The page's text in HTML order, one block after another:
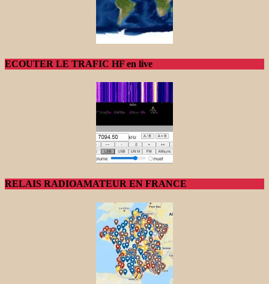
ECOUTER LE TRAFIC HF en live
RELAIS RADIOAMATEUR EN FRANCE